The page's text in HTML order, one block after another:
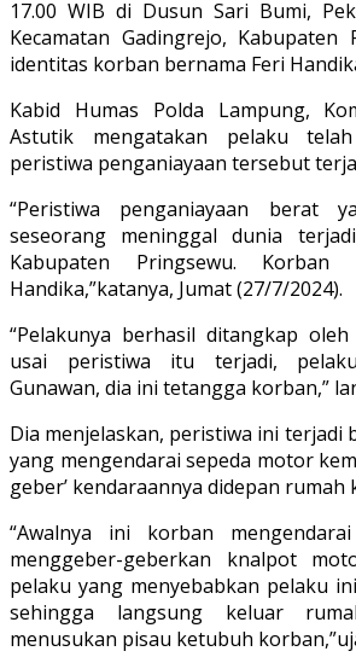
17.00 WIB di Dusun Sari Bumi,
Kecamatan Gadingrejo, Kabupaten
identitas korban bernama Feri
Kabid Humas Polda Lampung,
Astutik mengatakan pelaku
peristiwa penganiayaan tersebut
“Peristiwa penganiayaan berat
seseorang meninggal dunia
Kabupaten Pringsewu.
Handika,”katanya, Jumat (27/7/2024).
“Pelakunya berhasil ditangkap
usai peristiwa itu terjadi,
Gunawan, dia ini tetangga korban,”
Dia menjelaskan, peristiwa ini terjadi
yang mengendarai sepeda motor
geber’ kendaraannya didepan rumah
“Awalnya ini korban
menggeber-geberkan knalpot
pelaku yang menyebabkan pelaku
sehingga langsung keluar
menusukan pisau ketubuh